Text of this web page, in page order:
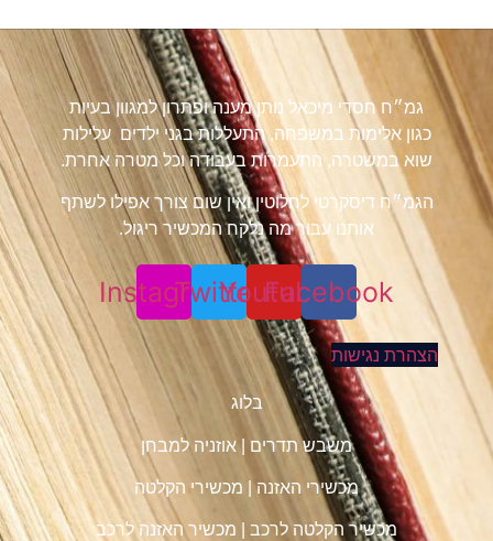
גמ״ח חסדי מיכאל נותן מענה ופתרון למגוון בעיות
כגון אלימות במשפחה, התעללות בגני ילדים עלילות
שוא במשטרה, התעמרות בעבודה וכל מטרה אחרת.
הגמ״ח דיסקרטי לחלוטין ואין שום צורך אפילו לשתף
אותנו עבור מה נלקח המכשיר ריגול.
Facebook
Youtube
Twitter
Instagram
הצהרת נגישות
בלוג
משבש תדרים |אוזניה למבחן
מכשירי האזנה| מכשירי הקלטה
מכשיר הקלטה לרכב מכשיר האזנה לרכב